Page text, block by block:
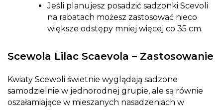
Jeśli planujesz posadzić sadzonki Scevoli
na rabatach możesz zastosować nieco
większe odstępy mniej więcej co 35 cm.
Scewola Lilac Scaevola – Zastosowanie
Kwiaty Scewoli świetnie wyglądają sadzone
samodzielnie w jednorodnej grupie, ale są równie
oszałamiające w mieszanych nasadzeniach w